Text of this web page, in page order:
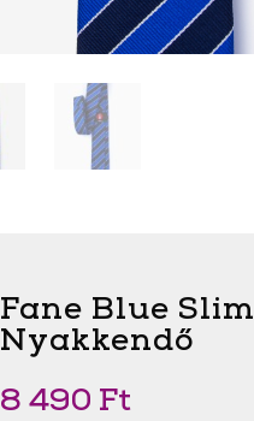
Fane Blue Slim
Nyakkendő
8 490 Ft